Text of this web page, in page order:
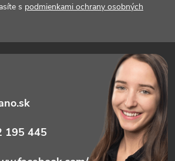
s podmienkami ochrany osobných
195 445